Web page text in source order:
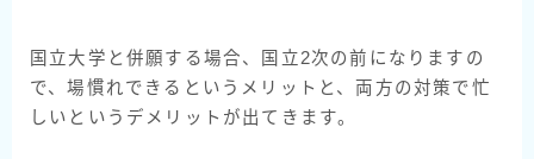
国立大学と併願する場合、国立2次の前になりますの
で、場慣れできるというメリットと、両方の対策で忙
しいというデメリットが出てきます。